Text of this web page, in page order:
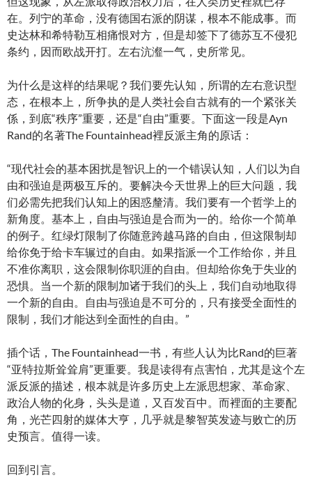
在。列宁的革命，没有德国右派的阴谋，根本不能成事。而
史达林和希特勒互相痛恨对方，但是却签下了德苏互不侵犯
条约，因而欧战开打。左右沆瀣一气，史所常见。
为什么是这样的结果呢？我们要先认知，所谓的左右意识型
态，在根本上，所争执的是人类社会自古就有的一个紧张关
係，到底“秩序”重要，还是“自由”重要。下面这一段是Ayn
Rand的名著The Fountainhead裡反派主角的原话：
“现代社会的基本困扰是智识上的一个错误认知，人们以为自
由和强迫是两极互斥的。要解决今天世界上的巨大问题，我
们必需先把我们认知上的困惑釐清。我们要有一个哲学上的
新角度。基本上，自由与强迫是合而为一的。给你一个简单
的例子。红绿灯限制了你随意跨越马路的自由，但这限制却
给你免于给卡车辗过的自由。如果指派一个工作给你，并且
不准你离职，这会限制你职涯的自由。但却给你免于失业的
恐惧。当一个新的限制加诸于我们的头上，我们自动地取得
一个新的自由。自由与强迫是不可分的，只有接受全面性的
限制，我们才能达到全面性的自由。”
插个话，The Fountainhead一书，有些人认为比Rand的巨著
“亚特拉斯耸耸肩”更重要。我是读得有点害怕，尤其是这个左
派反派的描述，根本就是许多历史上左派思想家、革命家、
政治人物的化身，头头是道，又百发百中。而裡面的主要配
角，光芒四射的媒体大亨，几乎就是黎智英发迹与败亡的历
史预言。值得一读。
回到引言。